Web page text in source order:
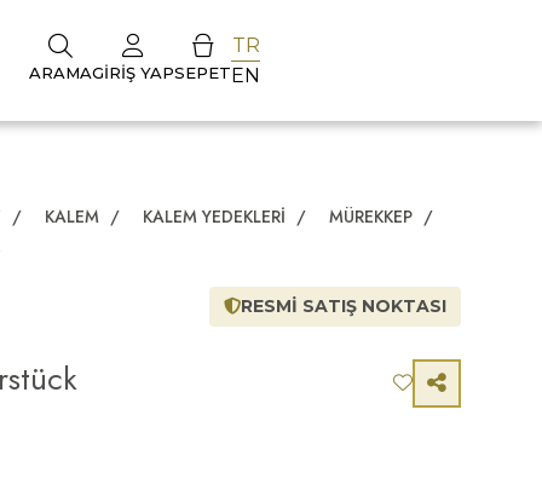
ARAMAGIRIŞ YAPSEPET
TR
EN
/ KALEM / KALEM YEDEKLERI / MÜREKKEP /
RESMİ SATIŞ NOKTASI